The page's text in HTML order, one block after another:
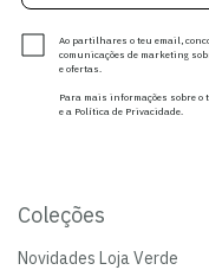
Ao partilhares o teu email,
comunicações de marketing
e ofertas.
Para mais informações sobre o
e a Política de Privacidade.
Coleções
Novidades Loja Verde